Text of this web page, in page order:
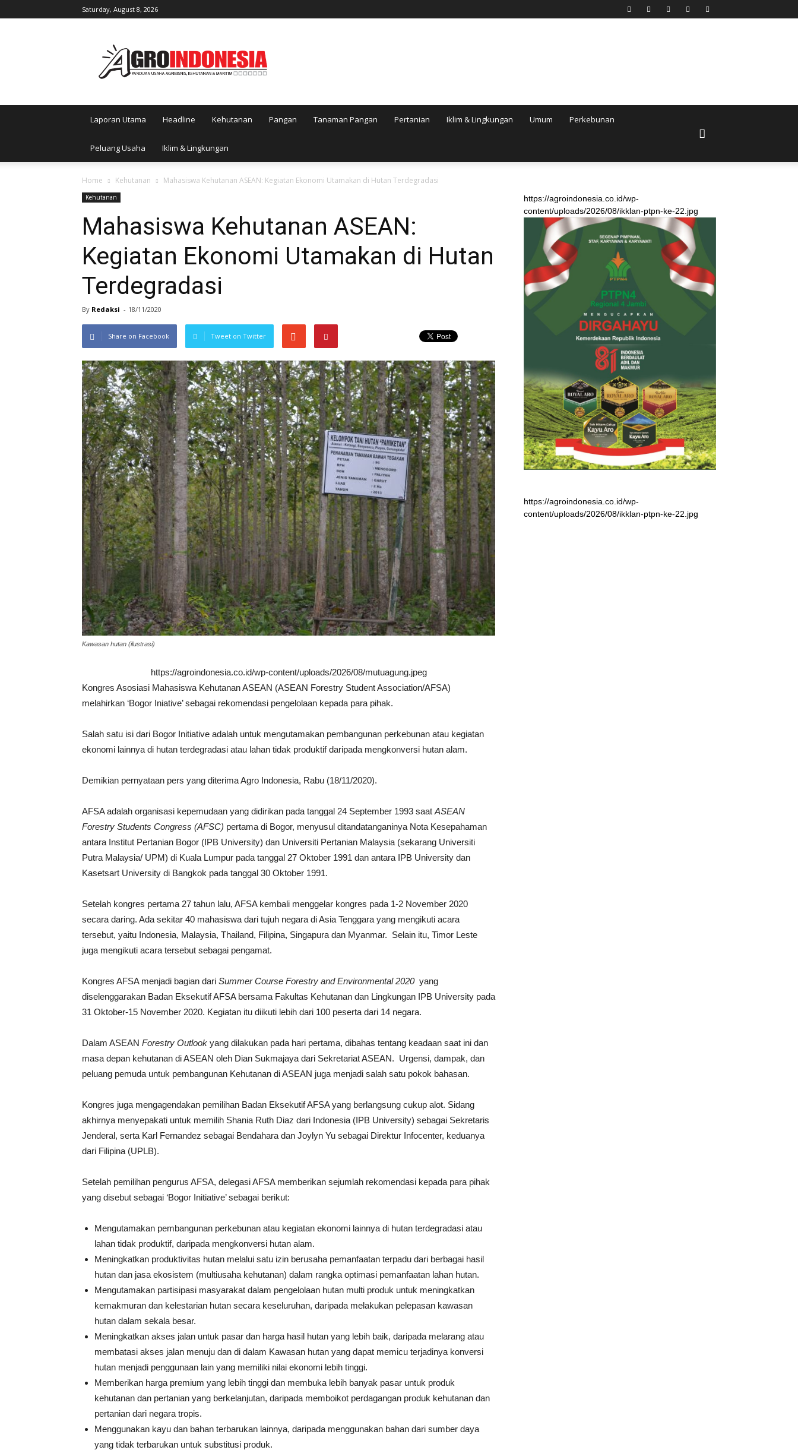
Saturday, August 8, 2026
Laporan Utama Headline Kehutanan Pangan Tanaman Pangan Pertanian Iklim & Lingkungan Umum Perkebunan
Peluang Usaha Iklim & Lingkungan
Home Kehutanan Mahasiswa Kehutanan ASEAN: Kegiatan Ekonomi Utamakan di Hutan Terdegradasi
Kehutanan
Mahasiswa Kehutanan ASEAN:
Kegiatan Ekonomi Utamakan di Hutan
Terdegradasi
By Redaksi - 18/11/2020
Share on Facebook Tweet on Twitter
Kawasan hutan (ilustrasi)
https://agroindonesia.co.id/wp-content/uploads/2026/08/mutuagung.jpeg
Kongres Asosiasi Mahasiswa Kehutanan ASEAN (ASEAN Forestry Student Association/AFSA)
melahirkan ‘Bogor Iniative’ sebagai rekomendasi pengelolaan kepada para pihak.
Salah satu isi dari Bogor Initiative adalah untuk mengutamakan pembangunan perkebunan atau kegiatan
ekonomi lainnya di hutan terdegradasi atau lahan tidak produktif daripada mengkonversi hutan alam.
Demikian pernyataan pers yang diterima Agro Indonesia, Rabu (18/11/2020).
AFSA adalah organisasi kepemudaan yang didirikan pada tanggal 24 September 1993 saat ASEAN
Forestry Students Congress (AFSC) pertama di Bogor, menyusul ditandatanganinya Nota Kesepahaman
antara Institut Pertanian Bogor (IPB University) dan Universiti Pertanian Malaysia (sekarang Universiti
Putra Malaysia/ UPM) di Kuala Lumpur pada tanggal 27 Oktober 1991 dan antara IPB University dan
Kasetsart University di Bangkok pada tanggal 30 Oktober 1991.
Setelah kongres pertama 27 tahun lalu, AFSA kembali menggelar kongres pada 1-2 November 2020
secara daring. Ada sekitar 40 mahasiswa dari tujuh negara di Asia Tenggara yang mengikuti acara
tersebut, yaitu Indonesia, Malaysia, Thailand, Filipina, Singapura dan Myanmar. Selain itu, Timor Leste
juga mengikuti acara tersebut sebagai pengamat.
Kongres AFSA menjadi bagian dari Summer Course Forestry and Environmental 2020 yang
diselenggarakan Badan Eksekutif AFSA bersama Fakultas Kehutanan dan Lingkungan IPB University pada
31 Oktober-15 November 2020. Kegiatan itu diikuti lebih dari 100 peserta dari 14 negara.
Dalam ASEAN Forestry Outlook yang dilakukan pada hari pertama, dibahas tentang keadaan saat ini dan
masa depan kehutanan di ASEAN oleh Dian Sukmajaya dari Sekretariat ASEAN. Urgensi, dampak, dan
peluang pemuda untuk pembangunan Kehutanan di ASEAN juga menjadi salah satu pokok bahasan.
Kongres juga mengagendakan pemilihan Badan Eksekutif AFSA yang berlangsung cukup alot. Sidang
akhirnya menyepakati untuk memilih Shania Ruth Diaz dari Indonesia (IPB University) sebagai Sekretaris
Jenderal, serta Karl Fernandez sebagai Bendahara dan Joylyn Yu sebagai Direktur Infocenter, keduanya
dari Filipina (UPLB).
Setelah pemilihan pengurus AFSA, delegasi AFSA memberikan sejumlah rekomendasi kepada para pihak
yang disebut sebagai ‘Bogor Initiative’ sebagai berikut:
Mengutamakan pembangunan perkebunan atau kegiatan ekonomi lainnya di hutan terdegradasi atau
lahan tidak produktif, daripada mengkonversi hutan alam.
Meningkatkan produktivitas hutan melalui satu izin berusaha pemanfaatan terpadu dari berbagai hasil
hutan dan jasa ekosistem (multiusaha kehutanan) dalam rangka optimasi pemanfaatan lahan hutan.
Mengutamakan partisipasi masyarakat dalam pengelolaan hutan multi produk untuk meningkatkan
kemakmuran dan kelestarian hutan secara keseluruhan, daripada melakukan pelepasan kawasan
hutan dalam sekala besar.
Meningkatkan akses jalan untuk pasar dan harga hasil hutan yang lebih baik, daripada melarang atau
membatasi akses jalan menuju dan di dalam Kawasan hutan yang dapat memicu terjadinya konversi
hutan menjadi penggunaan lain yang memiliki nilai ekonomi lebih tinggi.
Memberikan harga premium yang lebih tinggi dan membuka lebih banyak pasar untuk produk
kehutanan dan pertanian yang berkelanjutan, daripada memboikot perdagangan produk kehutanan dan
pertanian dari negara tropis.
Menggunakan kayu dan bahan terbarukan lainnya, daripada menggunakan bahan dari sumber daya
yang tidak terbarukan untuk substitusi produk.
https://agroindonesia.co.id/wp-
content/uploads/2026/08/ikklan-ptpn-ke-22.jpg
https://agroindonesia.co.id/wp-
content/uploads/2026/08/ikklan-ptpn-ke-22.jpg